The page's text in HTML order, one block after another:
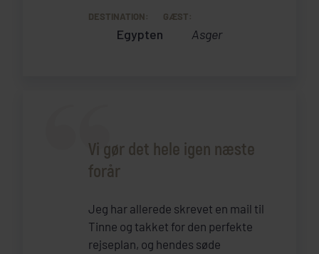
DESTINATION:
Egypten
GÆST:
Asger
Vi gør det hele igen næste
forår
Jeg har allerede skrevet en mail til
Tinne og takket for den perfekte
rejseplan, og hendes søde